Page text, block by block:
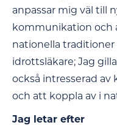
anpassar mig väl till
kommunikation och
nationella traditioner
idrottsläkare; Jag
också intresserad av
och att koppla av i
Jag letar efter